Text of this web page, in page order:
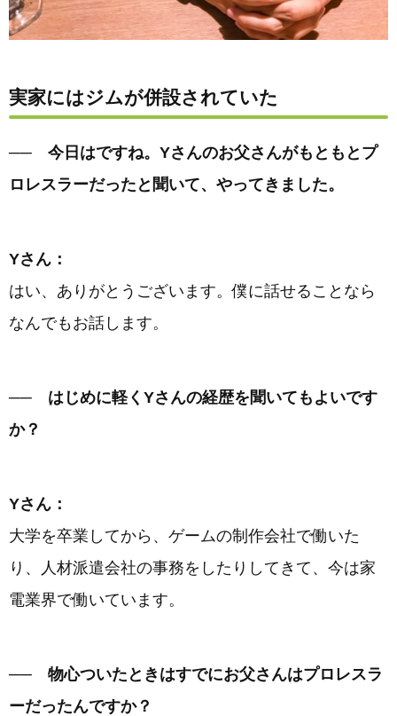
実家にはジムが併設されていた
── 今日はですね。Yさんのお父さんがもともとプ
ロレスラーだったと聞いて、やってきました。
Yさん：
はい、ありがとうございます。僕に話せることなら
なんでもお話します。
── はじめに軽くYさんの経歴を聞いてもよいです
か？
Yさん：
大学を卒業してから、ゲームの制作会社で働いた
り、人材派遣会社の事務をしたりしてきて、今は家
電業界で働いています。
── 物心ついたときはすでにお父さんはプロレスラ
ーだったんですか？